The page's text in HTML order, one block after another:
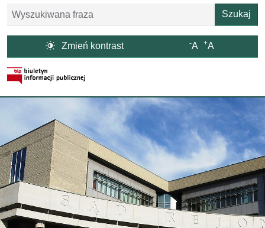
Szukaj Szukaj
 Zmień kontrast -A +A
Strona BIP otwiera się w nowym oknie